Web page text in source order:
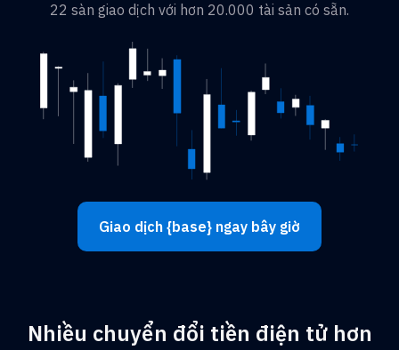
22 sàn giao dịch với hơn 20.000 tài sản có sẵn.
Giao dịch {base} ngay bây giờ
Nhiều chuyển đổi tiền điện tử hơn